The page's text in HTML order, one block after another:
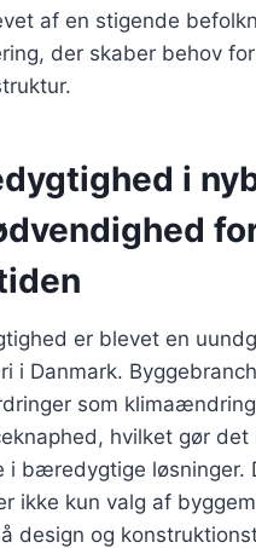
af en stigende
der skaber behov
i
er blevet en
i Danmark.
som
hvilket gør
i bæredygtige løsninger.
ikke kun valg af
design og